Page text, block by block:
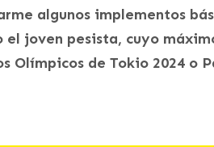
algunos implementos
joven pesista, cuyo
Olímpicos de Tokio 2024 o